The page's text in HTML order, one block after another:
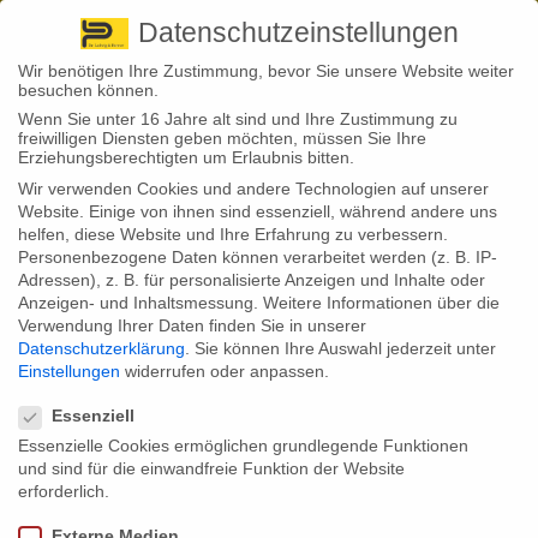
+ 49 3501 528571 |
Back to News
01
Nov.
Stephan Fröhlich
Leitungswasser, Sturm,
Diebstahl: Welche Schäden Zuhause
drohen
Von welchen Schäden waren Deutsche bereits in ihrem Zuhause
betroffen? Das ermittelte eine Erhebung. Demnach sind Sturm und
eigenen Zuhause.
Datenschutzeinstellungen
Wir benötigen Ihre Zustimmung, bevor Sie unsere Website weiter
besuchen können.
Wenn Sie unter 16 Jahre alt sind und Ihre Zustimmung zu
freiwilligen Diensten geben möchten, müssen Sie Ihre
Erziehungsberechtigten um Erlaubnis bitten.
Wir verwenden Cookies und andere Technologien auf unserer
Website. Einige von ihnen sind essenziell, während andere uns
helfen, diese Website und Ihre Erfahrung zu verbessern.
Personenbezogene Daten können verarbeitet werden (z. B. IP-
Adressen), z. B. für personalisierte Anzeigen und Inhalte oder
Anzeigen- und Inhaltsmessung. Weitere Informationen über die
Verwendung Ihrer Daten finden Sie in unserer
Datenschutzerklärung
Sie können Ihre Auswahl jederzeit unter
Einstellungen widerrufen oder anpassen.
Essenziell
Essenzielle Cookies ermöglichen grundlegende Funktionen
und sind für die einwandfreie Funktion der Website
erforderlich.